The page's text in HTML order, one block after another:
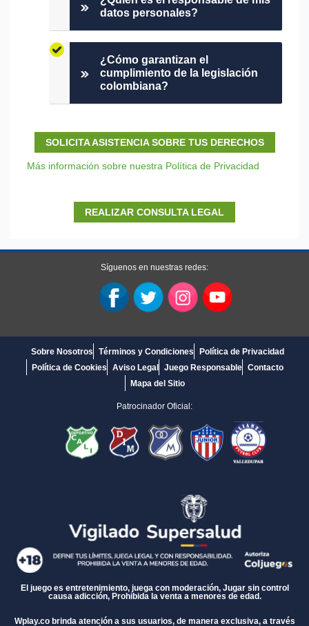
datos personales?
¿Cómo garantizan el
cumplimiento de la legislación
colombiana?
SOLICITA ASISTENCIA SOBRE TUS DERECHOS
Más información sobre nuestra Política de Privacidad
REALIZAR CONSULTA LEGAL
Síguenos en nuestras redes:
Sobre Nosotros Términos y Condiciones
Política de Privacidad
Política de Cookies
Aviso Legal Juego Responsable
Contacto
Mapa del Sitio
Patrocinador Oficial:
El juego es entretenimiento, juega con moderación, Jugar sin control
causa adicción, Prohibida la venta a menores de edad.
Wplay.co brinda atención a sus usuarios, de manera exclusiva, a través